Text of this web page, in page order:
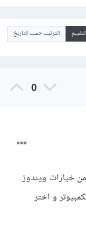
الترتيب حسب التاريخ
0
و اختر